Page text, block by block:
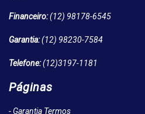
Financeiro:(12) 98178-6545
Garantia:(12) 98230-7584
Telefone:(12)3197-1181
Páginas
- Garantia Termos